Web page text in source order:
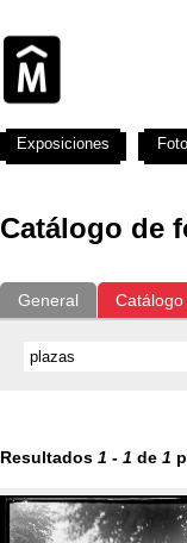
Catálogo de
General
Resultados 1 - 1 de 1
Exposiciones